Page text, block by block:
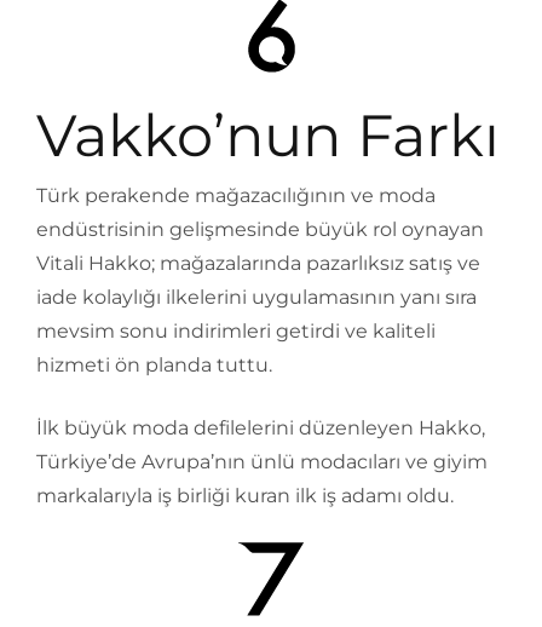
Vakko’nun Farkı
Türk perakende mağazacılığının ve moda
endüstrisinin gelişmesinde büyük rol oynayan
Vitali Hakko; mağazalarında pazarlıksız satış ve
iade kolaylığı ilkelerini uygulamasının yanı sıra
mevsim sonu indirimleri getirdi ve kaliteli
hizmeti ön planda tuttu.
İlk büyük moda defilelerini düzenleyen Hakko,
Türkiye’de Avrupa’nın ünlü modacıları ve giyim
markalarıyla iş birliği kuran ilk iş adamı oldu.